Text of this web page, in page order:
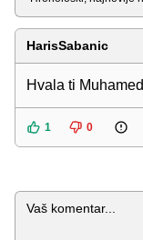
HarisSabanic
Hvala ti
1 0
Komentar